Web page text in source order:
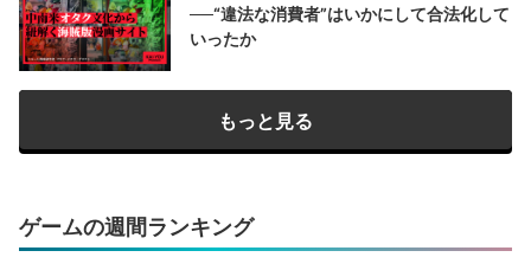
──“違法な消費者”はいかにして合法化して
いったか
もっと見る
ゲームの週間ランキング